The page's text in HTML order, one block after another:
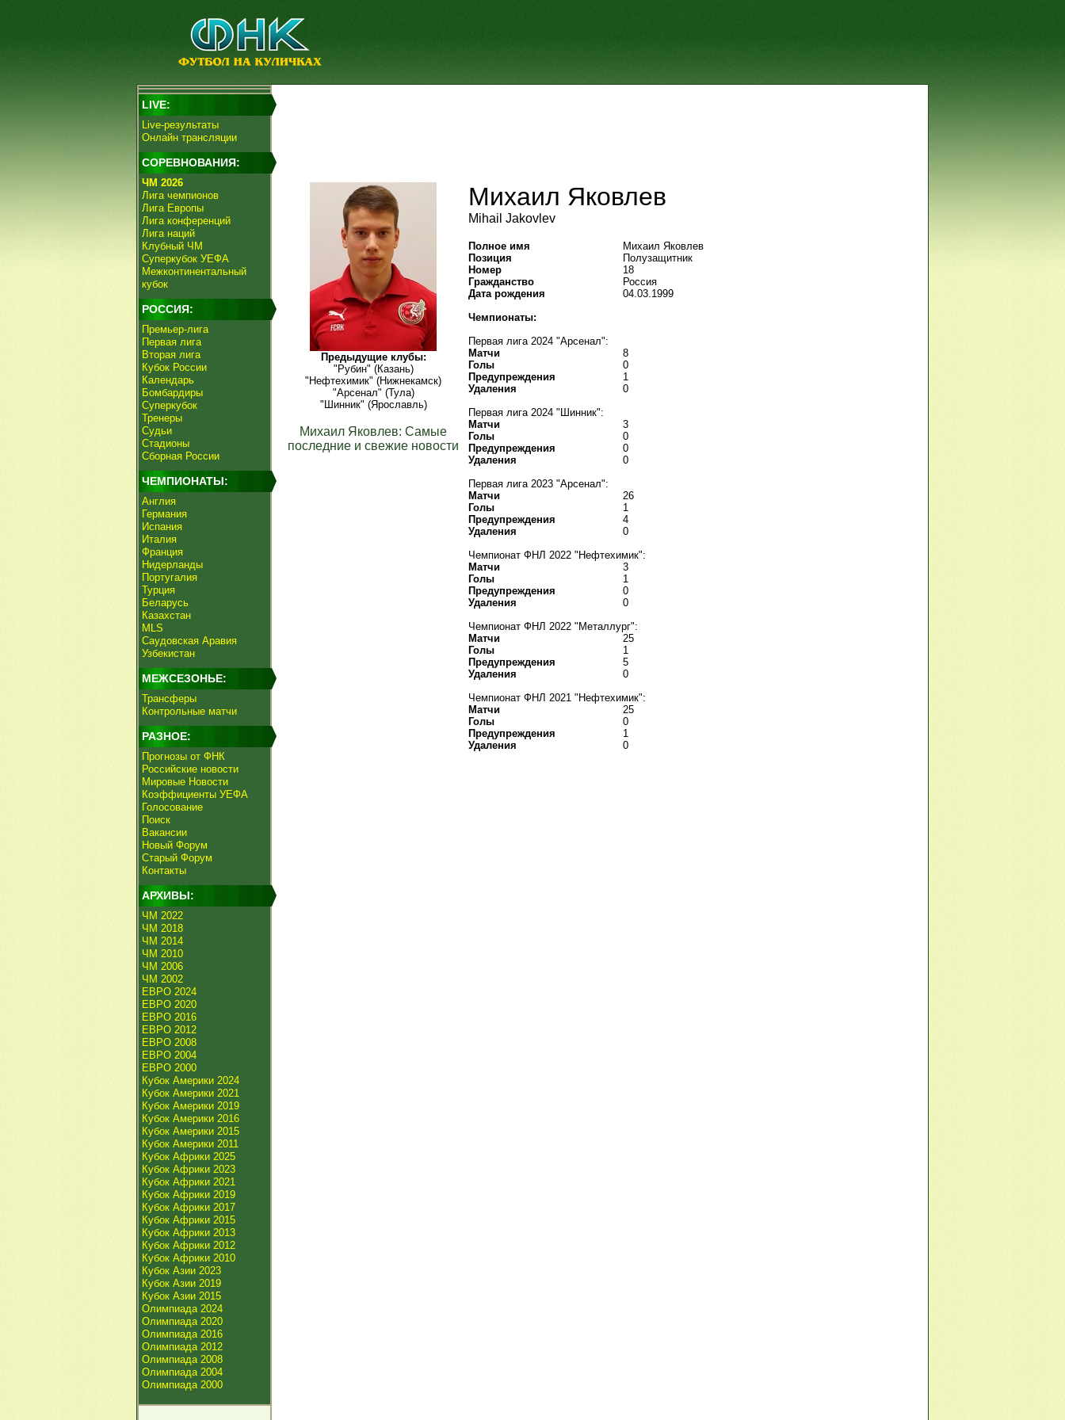
LIVE:
Live-результаты
Онлайн трансляции
СОРЕВНОВАНИЯ:
ЧМ 2026
Лига чемпионов
Лига Европы
Лига конференций
Лига наций
Клубный ЧМ
Суперкубок УЕФА
Межконтинентальный
кубок
РОССИЯ:
Премьер-лига
Первая лига
Вторая лига
Кубок России
Календарь
Бомбардиры
Суперкубок
Тренеры
Судьи
Стадионы
Сборная России
ЧЕМПИОНАТЫ:
Англия
Германия
Испания
Италия
Франция
Нидерланды
Португалия
Турция
Беларусь
Казахстан
MLS
Саудовская Аравия
Узбекистан
МЕЖСЕЗОНЬЕ:
Трансферы
Контрольные матчи
РАЗНОЕ:
Прогнозы от ФНК
Российские новости
Мировые Новости
Коэффициенты УЕФА
Голосование
Поиск
Вакансии
Новый Форум
Старый Форум
Контакты
АРХИВЫ:
ЧМ 2022
ЧМ 2018
ЧМ 2014
ЧМ 2010
ЧМ 2006
ЧМ 2002
ЕВРО 2024
ЕВРО 2020
ЕВРО 2016
ЕВРО 2012
ЕВРО 2008
ЕВРО 2004
ЕВРО 2000
Кубок Америки 2024
Кубок Америки 2021
Кубок Америки 2019
Кубок Америки 2016
Кубок Америки 2015
Кубок Америки 2011
Кубок Африки 2025
Кубок Африки 2023
Кубок Африки 2021
Кубок Африки 2019
Кубок Африки 2017
Кубок Африки 2015
Кубок Африки 2013
Кубок Африки 2012
Кубок Африки 2010
Кубок Азии 2023
Кубок Азии 2019
Кубок Азии 2015
Олимпиада 2024
Олимпиада 2020
Олимпиада 2016
Олимпиада 2012
Олимпиада 2008
Олимпиада 2004
Олимпиада 2000
Предыдущие клубы:
"Рубин" (Казань)
"Нефтехимик" (Нижнекамск)
"Арсенал" (Тула)
"Шинник" (Ярославль)
Михаил Яковлев: Самые
последние и свежие новости
Михаил Яковлев
Mihail Jakovlev
Полное имя
Михаил Яковлев
Позиция
Полузащитник
Номер
18
Гражданство
Россия
Дата рождения
04.03.1999
Чемпионаты:
Первая лига 2024 "Арсенал":
Матчи
8
Голы
0
Предупреждения
1
Удаления
0
Первая лига 2024 "Шинник":
Матчи
3
Голы
0
Предупреждения
0
Удаления
0
Первая лига 2023 "Арсенал":
Матчи
26
Голы
1
Предупреждения
4
Удаления
0
Чемпионат ФНЛ 2022 "Нефтехимик":
Матчи
3
Голы
1
Предупреждения
0
Удаления
0
Чемпионат ФНЛ 2022 "Металлург":
Матчи
25
Голы
1
Предупреждения
5
Удаления
0
Чемпионат ФНЛ 2021 "Нефтехимик":
Матчи
25
Голы
0
Предупреждения
1
Удаления
0